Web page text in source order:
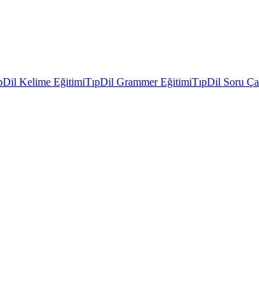
Kelime EğitimiTıpDil Grammer EğitimiTıpDil Soru